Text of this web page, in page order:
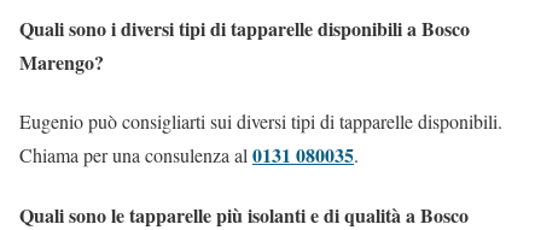
Quali sono i diversi tipi di tapparelle disponibili a Bosco
Marengo?
Eugenio può consigliarti sui diversi tipi di tapparelle disponibili.
Chiama per una consulenza al0131 080035.
Quali sono le tapparelle più isolanti e di qualità a Bosco